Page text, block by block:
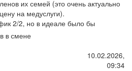
их семей (это очень актуально
на медуслуги).
2/2, но в идеале было бы
в смене
10.02.2026,
09:34